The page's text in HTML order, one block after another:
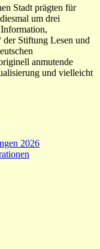
Stadt prägten für
um drei
Stiftung Lesen und
anmutende
und vielleicht
2026